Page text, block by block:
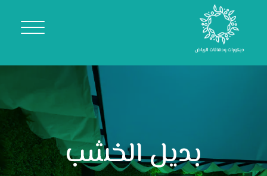
بديل الخشب